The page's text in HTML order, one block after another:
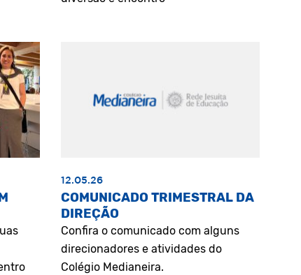
12.05.26
COMUNICADO TRIMESTRAL DA
DIREÇÃO
Confira o comunicado com alguns
direcionadores e atividades do
Colégio Medianeira.